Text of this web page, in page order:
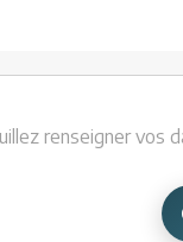
renseigner vos